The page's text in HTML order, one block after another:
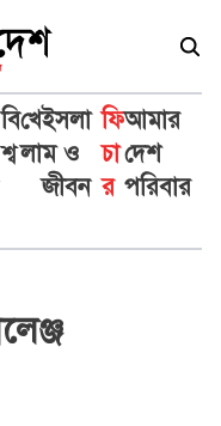
বি
শ্ব
খে
লা
ইসলা
ম ও
জীবন
ফি
চা
র
আমার
দেশ
পরিবার